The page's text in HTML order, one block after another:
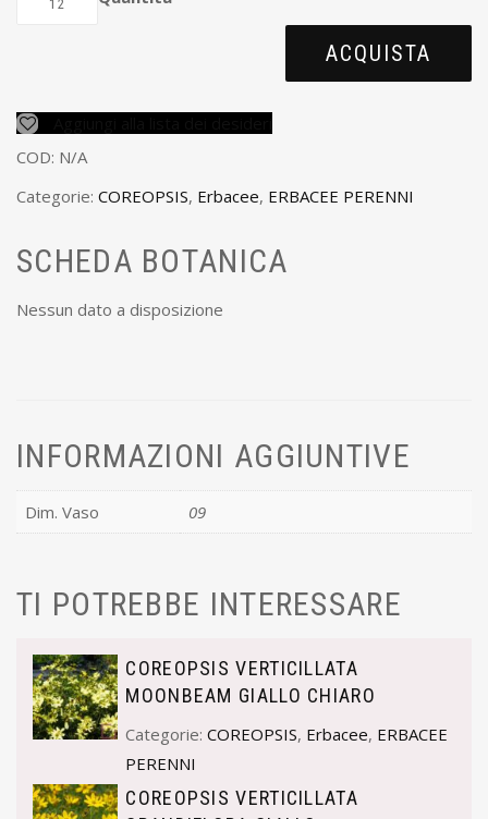
ACQUISTA
COD: N/A
Categorie: COREOPSIS, Erbacee, ERBACEE PERENNI
SCHEDA BOTANICA
Nessun dato a disposizione
INFORMAZIONI AGGIUNTIVE
Dim. Vaso 09
TI POTREBBE INTERESSARE
COREOPSIS VERTICILLATA
MOONBEAM GIALLO CHIARO
Categorie:COREOPSIS, Erbacee, ERBACEE
PERENNI
COREOPSIS VERTICILLATA